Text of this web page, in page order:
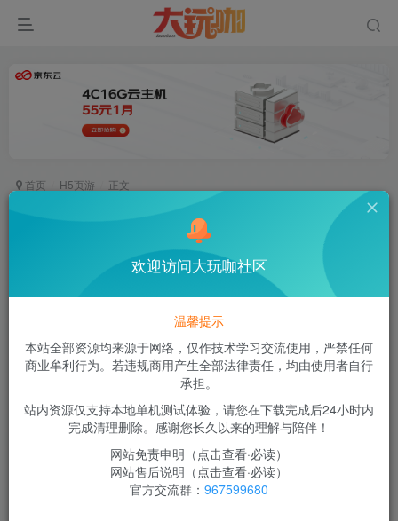
首页 H5页游 正文
三网H5游戏【九州飞凰录H5多区跨服修复版】最
新整理单机一键即玩镜像端+视频教程 文字教程
不要去想那些阻碍你的事，尤其是那些自己想象出来的事
三网H5游戏【九州飞凰录H5多区跨服修复版】最新整理单机一键即玩镜像端+视频教程 文字教程
50
限时超会玩免费 永久超会玩
付费资源 已售 1
欢迎访问大玩咖社区
温馨提示
本站全部资源均来源于网络，仅作技术学习交流使用，严禁任何
商业牟利行为。若违规商用产生全部法律责任，均由使用者自行
承担。
站内资源仅支持本地单机测试体验，请您在下载完成后24小时内
完成清理删除。感谢您长久以来的理解与陪伴！
网站免责申明（点击查看·必读）
网站售后说明（点击查看·必读）
官方交流群： 967599680